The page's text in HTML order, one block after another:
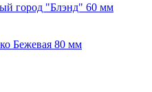
город "Блэнд" 60 мм
Бежевая 80 мм